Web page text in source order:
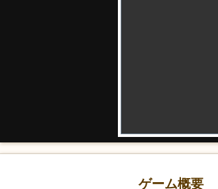
ゲーム概要